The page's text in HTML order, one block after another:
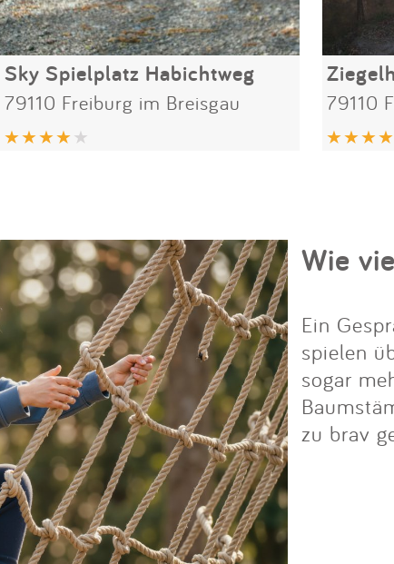
Sky Spielplatz Habichtweg
79110 Freiburg im Breisgau 79110
Wie
Ein
spielen
sogar
zu brav